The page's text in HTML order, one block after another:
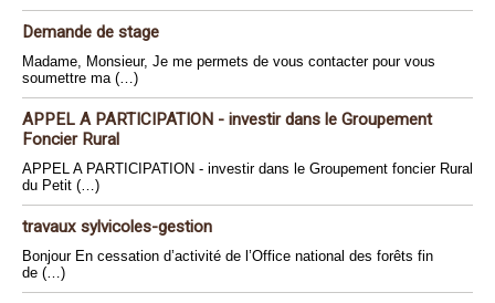
Demande de stage
Madame, Monsieur, Je me permets de vous contacter pour vous
soumettre ma (…)
APPEL A PARTICIPATION - investir dans le Groupement
Foncier Rural
APPEL A PARTICIPATION - investir dans le Groupement foncier Rural
du Petit (…)
travaux sylvicoles-gestion
Bonjour En cessation d’activité de l’Office national des forêts fin
de (…)